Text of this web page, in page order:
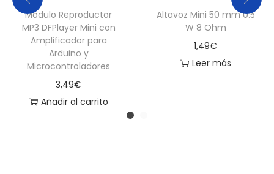
Módulo Reproductor
MP3 DFPlayer Mini con
Amplificador para
Arduino y
Microcontroladores
3,49€
Añadir al carrito
Altavoz Mini 50 mm 0.5
W 8 Ohm
1,49€
Leer más